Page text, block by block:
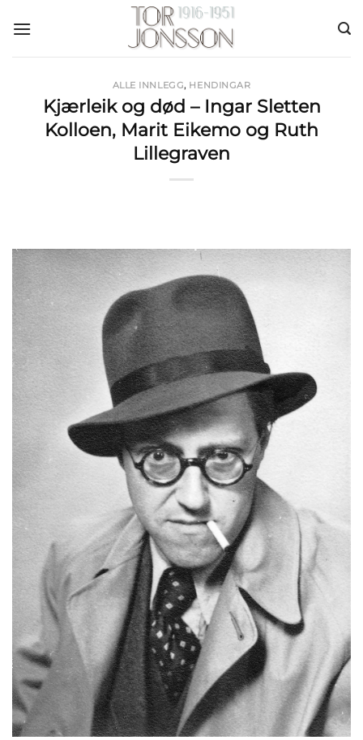
ALLE INNLEGG, HENDINGAR
Kjærleik og død – Ingar Sletten
Kolloen, Marit Eikemo og Ruth
Lillegraven